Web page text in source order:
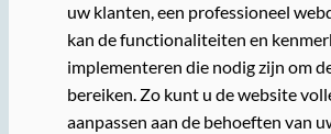
uw klanten, een professioneel
kan de functionaliteiten en
implementeren die nodig zijn om
bereiken. Zo kunt u de website
aanpassen aan de behoeften van